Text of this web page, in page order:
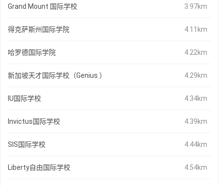
Grand Mount 国际学校 3.97km
得克萨斯州国际学院 4.11km
哈罗德国际学院 4.22km
新加坡天才国际学校（Genius ） 4.29km
IU国际学校 4.34km
Invictus国际学校 4.39km
SIS国际学校 4.44km
Liberty自由国际学校 4.54km